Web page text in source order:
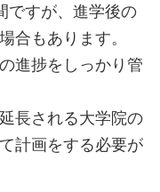
ですが、進学後の
合もあります。
進捗をしっかり管
長される大学院の
計画をする必要が